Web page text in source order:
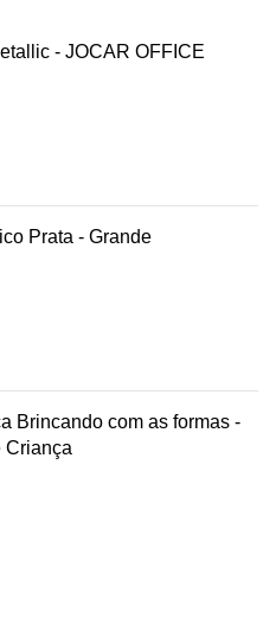
- JOCAR OFFICE
Prata - Grande
Brincando com as formas -
Criança